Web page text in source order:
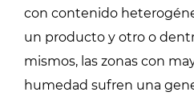
con contenido
un producto y otro o
mismos, las zonas con
humedad sufren una